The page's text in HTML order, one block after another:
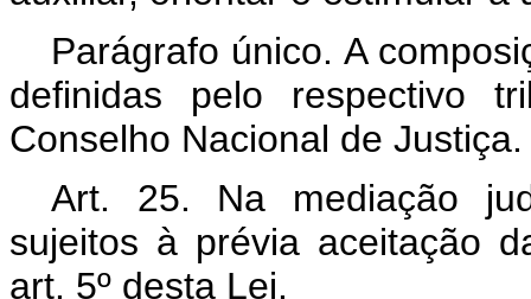
Parágrafo único. A
definidas pelo respectivo
Conselho Nacional de Justiça.
Art. 25. Na mediação
sujeitos à prévia aceitação
art. 5º desta Lei.